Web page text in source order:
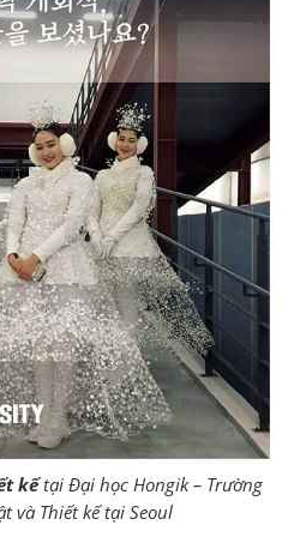
kếtại Đại học Hongik – Trường
và Thiết kế tại Seoul